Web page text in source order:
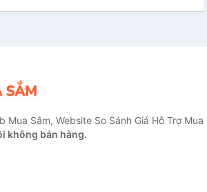
Mua Sắm, Website So Sánh Giá Hỗ Trợ Mua
không bán hàng.